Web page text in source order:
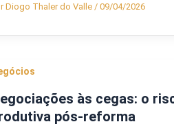
Diogo Thaler do Valle / 09/04/2026
às cegas: o
pós-reforma